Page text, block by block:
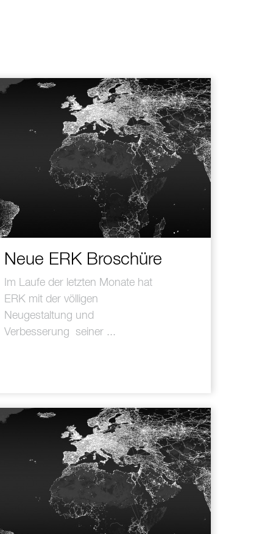
Neue ERK Broschüre
Im Laufe der letzten Monate hat
ERK mit der völligen
Neugestaltung und
Verbesserung seiner ...